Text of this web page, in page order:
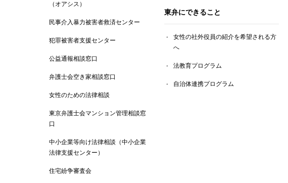
（オアシス）
民事介入暴力被害者救済センター
犯罪被害者支援センター
公益通報相談窓口
弁護士会空き家相談窓口
女性のための法律相談
東京弁護士会マンション管理相談窓
口
中小企業等向け法律相談（中小企業
法律支援センター）
住宅紛争審査会
東弁にできること
女性の社外役員の紹介を希望される方
へ
法教育プログラム
自治体連携プログラム